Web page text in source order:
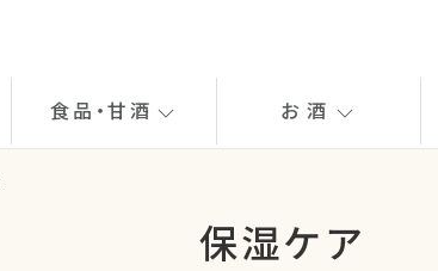
食品・甘酒 お酒
保湿ケア